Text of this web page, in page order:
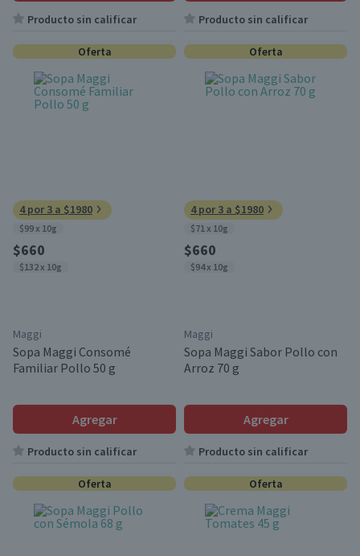
Producto sin calificar Producto sin calificar
Oferta
4 por 3 a $1980
$99 x 10g
$660
$132 x 10g
Maggi
Sopa Maggi Consomé
Familiar Pollo 50 g
Agregar
Producto sin calificar
Oferta
4 por 3 a $1980
$71 x 10g
$660
$94 x 10g
Maggi
Sopa Maggi Sabor Pollo con
Arroz 70 g
Agregar
Producto sin calificar
Oferta Oferta